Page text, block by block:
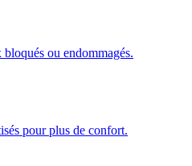
ou endommagés.
pour plus de confort.